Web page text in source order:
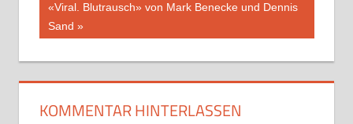
Nächster
Beitrag:
«Viral. Blutrausch» von Mark Benecke und Dennis
Sand
KOMMENTAR HINTERLASSEN